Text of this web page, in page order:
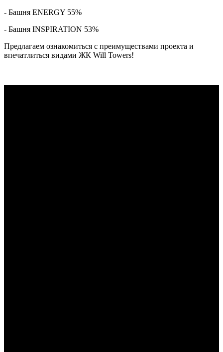
- Башня ENERGY 55%
- Башня INSPIRATION 53%
Предлагаем ознакомиться с преимуществами проекта и
впечатлиться видами ЖК Will Towers!